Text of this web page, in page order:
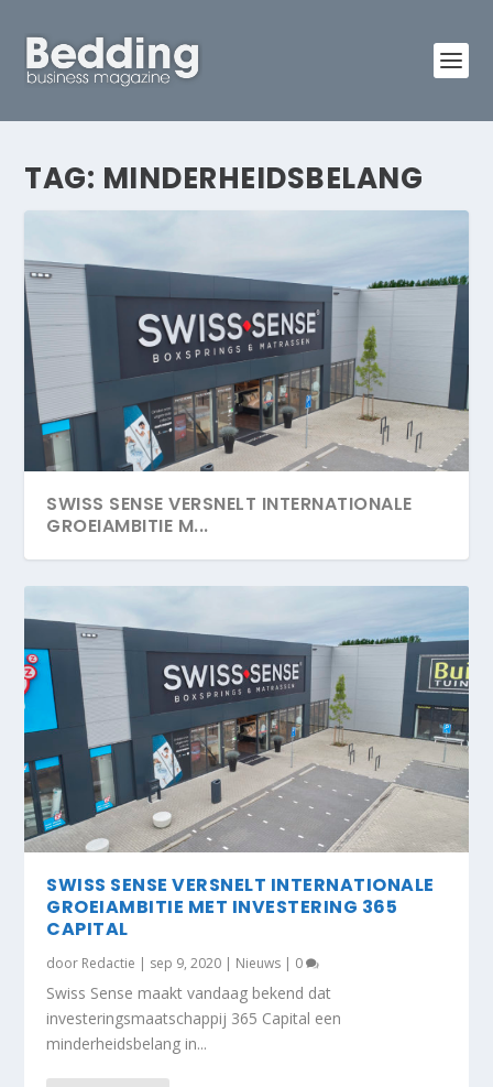
TAG: MINDERHEIDSBELANG
SWISS SENSE VERSNELT INTERNATIONALE
GROEIAMBITIE M...
SWISS SENSE VERSNELT INTERNATIONALE
GROEIAMBITIE MET INVESTERING 365
CAPITAL
door Redactie | sep 9, 2020 | Nieuws | 0
Swiss Sense maakt vandaag bekend dat
investeringsmaatschappij 365 Capital een
minderheidsbelang in...